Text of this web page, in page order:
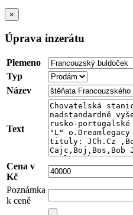
×
Úprava inzerátu
Plemeno
Typ
Název
Text
Cena v
Kč
Poznámka
k ceně